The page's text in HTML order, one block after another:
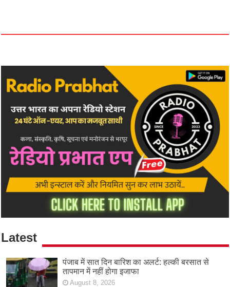
Latest
पंजाब में सात दिन बारिश का अलर्ट: हल्की बरसात से
तापमान में नहीं होगा इजाफा
August 8, 2026